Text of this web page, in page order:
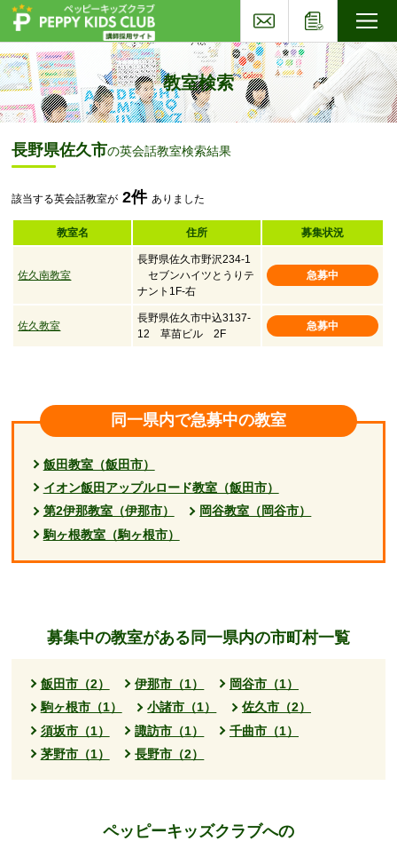
教室検索
長野県佐久市の英会話教室検索結果
該当する英会話教室が 2件 ありました
教室名 住所 募集状況
佐久南教室
長野県佐久市野沢234-1
セブンハイツとうりテ
ナント1F-右
急募中
佐久教室
長野県佐久市中込3137-
12 草苗ビル 2F
急募中
同一県内で急募中の教室
飯田教室（飯田市）
イオン飯田アップルロード教室（飯田市）
第2伊那教室（伊那市）
岡谷教室（岡谷市）
駒ヶ根教室（駒ヶ根市）
募集中の教室がある同一県内の市町村一覧
飯田市（2） 伊那市（1）
岡谷市（1）
駒ヶ根市（1）
小諸市（1）
佐久市（2）
須坂市（1）
諏訪市（1）
千曲市（1）
茅野市（1）
長野市（2）
ペッピーキッズクラブへの